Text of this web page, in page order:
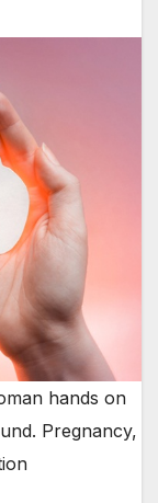
hands on
Pregnancy,